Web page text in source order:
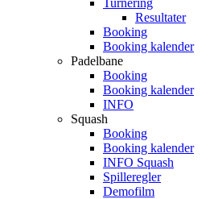
Turnering
Resultater
Booking
Booking kalender
Padelbane
Booking
Booking kalender
INFO
Squash
Booking
Booking kalender
INFO Squash
Spilleregler
Demofilm